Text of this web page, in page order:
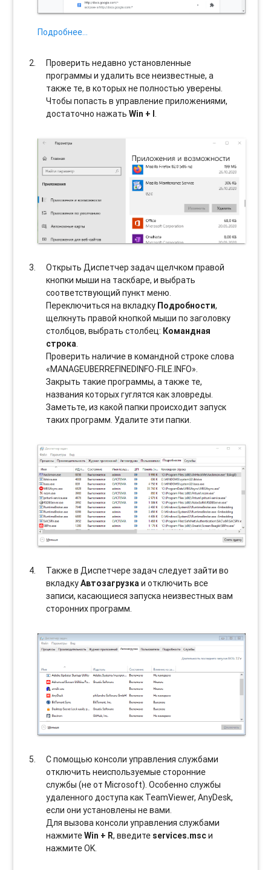
Подробнее…
Проверить недавно установленные
программы и удалить все неизвестные, а
также те, в которых не полностью уверены.
Чтобы попасть в управление приложениями,
достаточно нажатьWin + I.
Открыть Диспетчер задач щелчком правой
кнопки мыши на таскбаре, и выбрать
соотвeтствующий пункт меню.
Переключиться на вкладку Подробности,
щелкнуть правой кнопкой мыши по заголовку
столбцов, выбрать столбец: Командная
строка.
Проверить наличие в командной строке слова
«MANAGEUBERREFINEDINFO-FILE.INFO».
Закрыть такие программы, а также те,
названия которых гуглятся как зловреды.
Заметьте, из какой папки происходит запуск
таких программ. Удалите эти папки.
Также в Диспетчере задач следует зайти во
вкладкуАвтозагрузкаи отключить все
записи, касающиеся запуска неизвестных вам
сторонних программ.
С помощью консоли управления службами
отключить неиспользуемые сторонние
службы (не от Microsoft). Особенно службы
удаленного доступа как TeamViewer, AnyDesk,
если они установлены не вами.
Для вызова консоли управления службами
нажмитеWin + R, введите services.mscи
нажмите OK.